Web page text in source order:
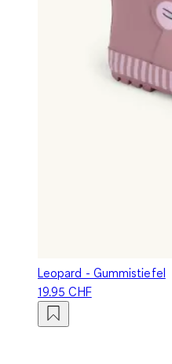
Leopard - Gummistiefel
19.95 CHF